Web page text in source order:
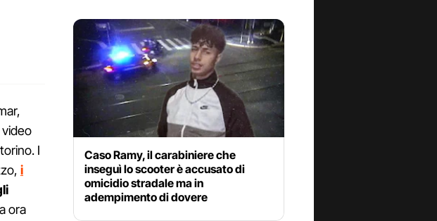
I
i
ora
Caso Ramy, il carabiniere che
inseguì lo scooter è accusato di
omicidio stradale ma in
adempimento di dovere